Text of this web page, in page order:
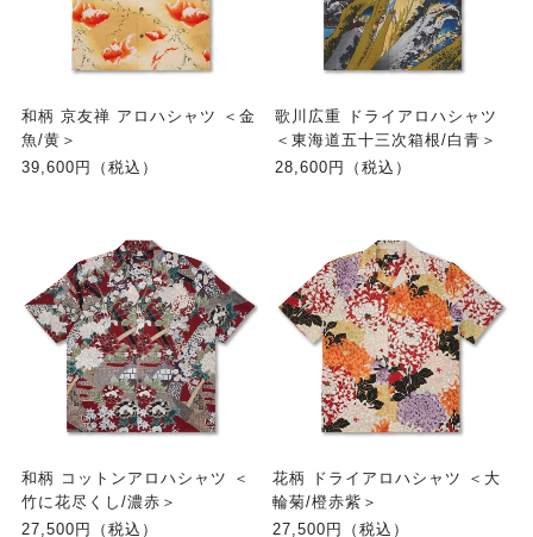
和柄 京友禅 アロハシャツ ＜金
魚/黄＞
39,600円（税込）
歌川広重 ドライアロハシャツ
＜東海道五十三次箱根/白青＞
28,600円（税込）
和柄 コットンアロハシャツ ＜
竹に花尽くし/濃赤＞
27,500円（税込）
花柄 ドライアロハシャツ ＜大
輪菊/橙赤紫＞
27,500円（税込）